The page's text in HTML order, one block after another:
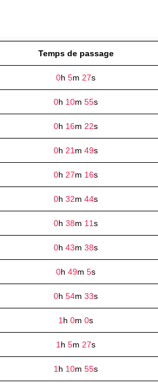
Temps de passage
0h 5m 27s
0h 10m 55s
0h 16m 22s
0h 21m 49s
0h 27m 16s
0h 32m 44s
0h 38m 11s
0h 43m 38s
0h 49m 5s
0h 54m 33s
1h 0m 0s
1h 5m 27s
1h 10m 55s